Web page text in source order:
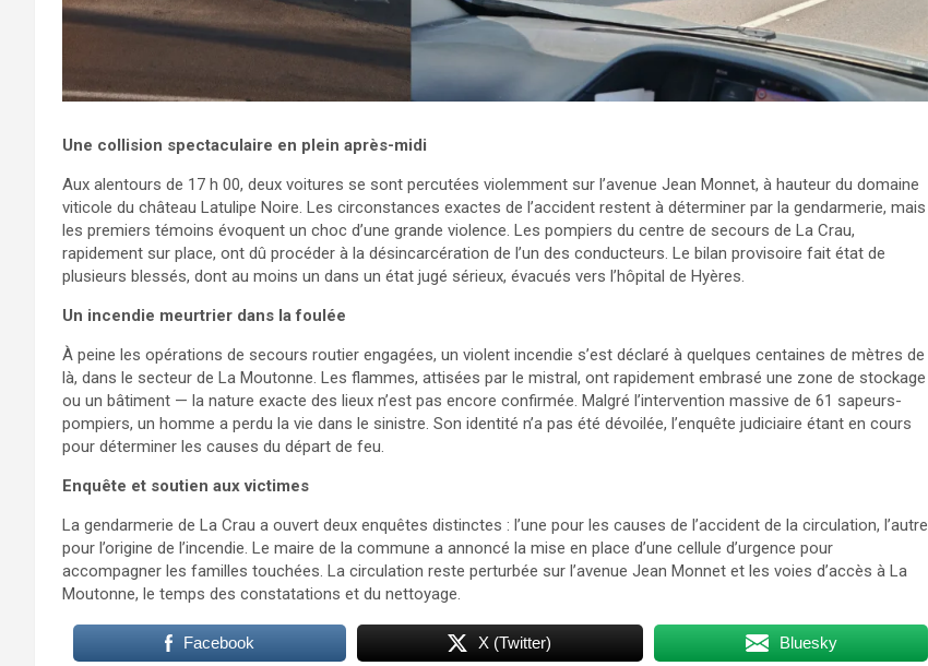
Une collision spectaculaire en plein après-midi
Aux alentours de 17 h 00, deux voitures se sont percutées violemment sur l’avenue Jean Monnet, à hauteur du domaine
viticole du château Latulipe Noire. Les circonstances exactes de l’accident restent à déterminer par la gendarmerie, mais
les premiers témoins évoquent un choc d’une grande violence. Les pompiers du centre de secours de La Crau,
rapidement sur place, ont dû procéder à la désincarcération de l’un des conducteurs. Le bilan provisoire fait état de
plusieurs blessés, dont au moins un dans un état jugé sérieux, évacués vers l’hôpital de Hyères.
Un incendie meurtrier dans la foulée
À peine les opérations de secours routier engagées, un violent incendie s’est déclaré à quelques centaines de mètres de
là, dans le secteur de La Moutonne. Les flammes, attisées par le mistral, ont rapidement embrasé une zone de stockage
ou un bâtiment — la nature exacte des lieux n’est pas encore confirmée. Malgré l’intervention massive de 61 sapeurs-
pompiers, un homme a perdu la vie dans le sinistre. Son identité n’a pas été dévoilée, l’enquête judiciaire étant en cours
pour déterminer les causes du départ de feu.
Enquête et soutien aux victimes
La gendarmerie de La Crau a ouvert deux enquêtes distinctes : l’une pour les causes de l’accident de la circulation, l’autre
pour l’origine de l’incendie. Le maire de la commune a annoncé la mise en place d’une cellule d’urgence pour
accompagner les familles touchées. La circulation reste perturbée sur l’avenue Jean Monnet et les voies d’accès à La
Moutonne, le temps des constatations et du nettoyage.
Facebook X (Twitter) Bluesky